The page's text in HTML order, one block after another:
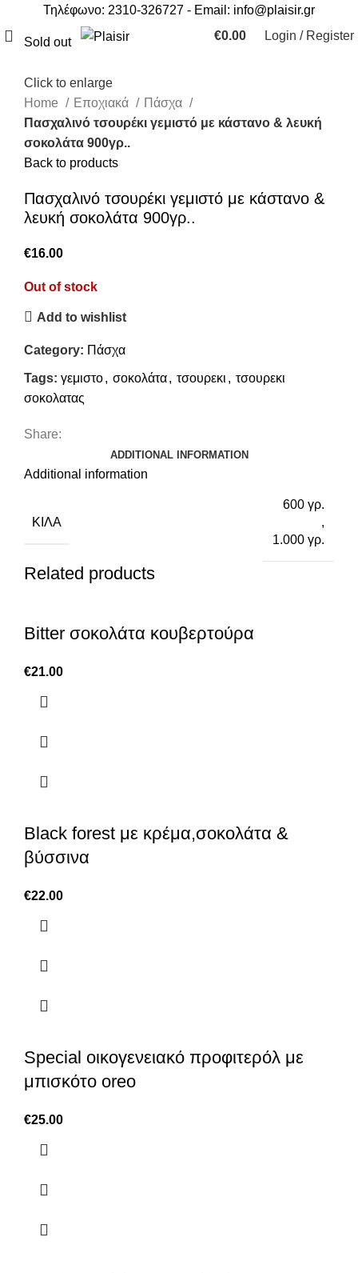
Τηλέφωνο: 2310-326727 - Email: info@plaisir.gr
€0.00 Login / Register
Sold out
Click to enlarge
Home
Εποχιακά
Πάσχα
Πασχαλινό τσουρέκι γεμιστό με κάστανο & λευκή
σοκολάτα 900γρ..
Back to products
Πασχαλινό τσουρέκι γεμιστό με κάστανο &
λευκή σοκολάτα 900γρ..
€16.00
Out of stock
Add to wishlist
Category: Πάσχα
Tags: γεμιστο, σοκολάτα, τσουρεκι , τσουρεκι
σοκολατας
Share:
ADDITIONAL INFORMATION
Additional information
ΚΙΛΆ
600 γρ.
,
1.000 γρ.
Related products
Bitter σοκολάτα κουβερτούρα
€21.00
Black forest με κρέμα,σοκολάτα &
βύσσινα
€22.00
Special οικογενειακό προφιτερόλ με
μπισκότο oreo
€25.00